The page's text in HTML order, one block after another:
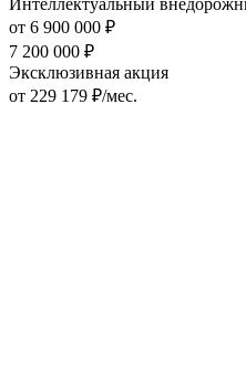
от 6 900 000 ₽
7 200 000 ₽
Эксклюзивная акция
от 229 179 ₽/мес.